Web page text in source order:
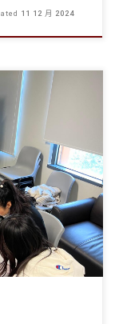
11 12 月 2024
體驗日 […]